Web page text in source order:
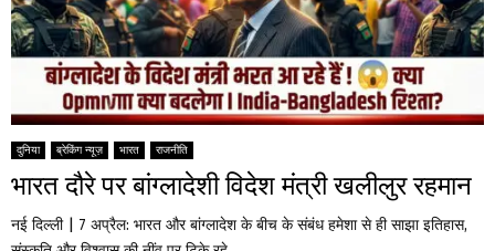
दुनिया ब्रेकिंग न्यूज़ भारत राजनीति
भारत दौरे पर बांग्लादेशी विदेश मंत्री खलीलुर रहमान
नई दिल्ली | 7 अप्रैल: भारत और बांग्लादेश के बीच के संबंध हमेशा से ही साझा इतिहास,